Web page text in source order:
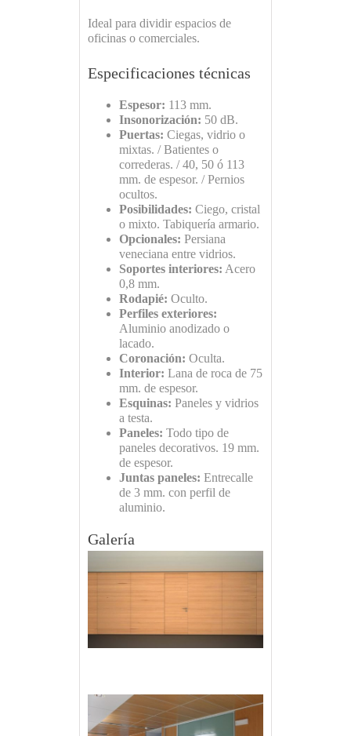
Ideal para dividir espacios de
oficinas o comerciales.
Especificaciones técnicas
Espesor: 113 mm.
Insonorización: 50 dB.
Puertas: Ciegas, vidrio o
mixtas. / Batientes o
correderas. / 40, 50 ó 113
mm. de espesor. / Pernios
ocultos.
Posibilidades: Ciego, cristal
o mixto. Tabiquería armario.
Opcionales: Persiana
veneciana entre vidrios.
Soportes interiores: Acero
0,8 mm.
Rodapié: Oculto.
Perfiles exteriores:
Aluminio anodizado o
lacado.
Coronación: Oculta.
Interior: Lana de roca de 75
mm. de espesor.
Esquinas: Paneles y vidrios
a testa.
Paneles: Todo tipo de
paneles decorativos. 19 mm.
de espesor.
Juntas paneles: Entrecalle
de 3 mm. con perfil de
aluminio.
Galería